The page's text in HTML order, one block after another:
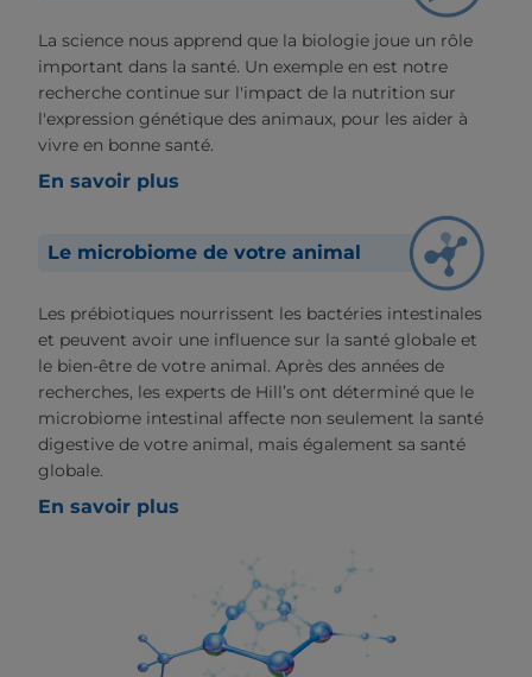
La science nous apprend que la biologie joue un rôle
important dans la santé. Un exemple en est notre
recherche continue sur l'impact de la nutrition sur
l'expression génétique des animaux, pour les aider à
vivre en bonne santé.
En savoir plus
Le microbiome de votre animal
Les prébiotiques nourrissent les bactéries intestinales
et peuvent avoir une influence sur la santé globale et
le bien-être de votre animal. Après des années de
recherches, les experts de Hill’s ont déterminé que le
microbiome intestinal affecte non seulement la santé
digestive de votre animal, mais également sa santé
globale.
En savoir plus